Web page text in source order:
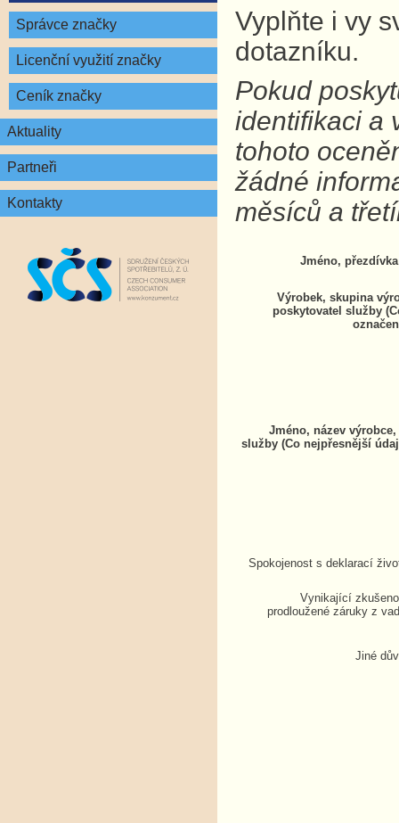
Správce značky
Licenční využití značky
Ceník značky
Aktuality
Partneři
Kontakty
Vyplňte i vy
dotazníku.
Pokud
identifikaci a
tohoto
žádné
měsíců a
Jméno,
Výrobek, skupina
poskytovatel služby
Jméno, název
služby (Co nejpřesnější
Spokojenost s deklarací
Vynikající
prodloužené záruky z
Jiné